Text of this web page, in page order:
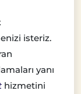
isteriz.
yanı
hizmetini